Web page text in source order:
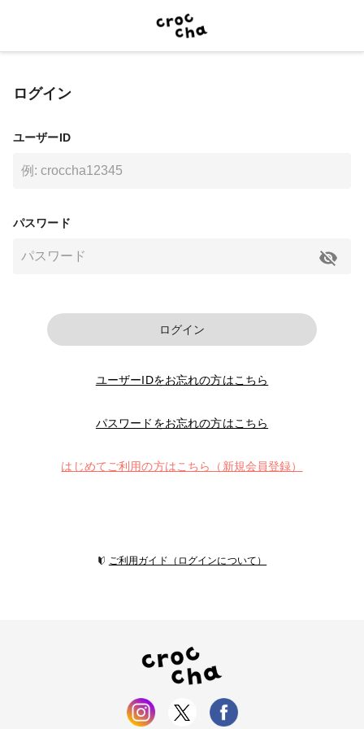
ログイン
ユーザーID
パスワード
ログイン
ユーザーIDをお忘れの方はこちら
パスワードをお忘れの方はこちら
はじめてご利用の方はこちら（新規会員登録）
ご利用ガイド（ログインについて）